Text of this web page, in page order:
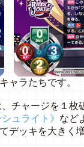
ャラたちです。
、チャージを１枚
ュライト》 など
デッキを大きく